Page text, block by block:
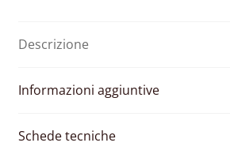
(SENZA
3600
Descrizione
Informazioni aggiuntive
Schede tecniche